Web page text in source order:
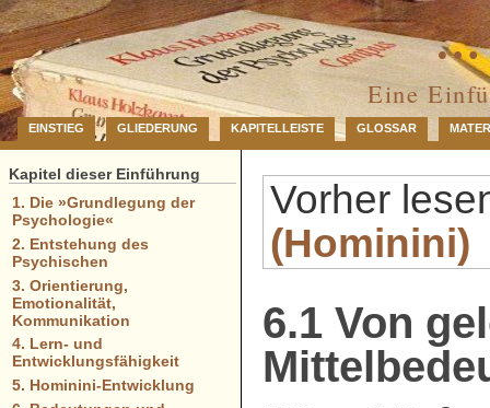
…
Eine
EINSTIEG GLIEDERUNG KAPITELLEISTE GLOSSAR
Vorher
(Hominini)
6.1 Von
Kapitel dieser Einführung
1. Die »Grundlegung der
Psychologie«
2. Entstehung des
Psychischen
3. Orientierung,
Emotionalität,
Kommunikation
4. Lern- und
Entwicklungsfähigkeit
5. Hominini-Entwicklung